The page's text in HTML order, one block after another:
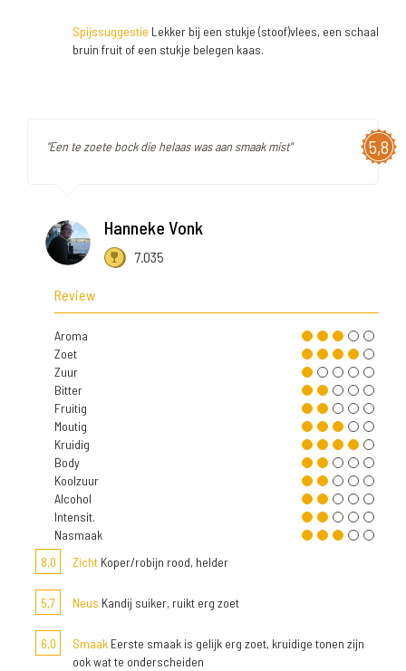
Spijssuggestie Lekker bij een stukje (stoof)vlees, een schaal
bruin fruit of een stukje belegen kaas.
5,8
"Een te zoete bock die helaas was aan smaak mist"
Hanneke Vonk
7.035
Review
Aroma
Zoet
Zuur
Bitter
Fruitig
Moutig
Kruidig
Body
Koolzuur
Alcohol
Intensit.
Nasmaak
8,0
Zicht Koper/robijn rood, helder
5,7 Neus Kandij suiker, ruikt erg zoet
6,0 Smaak Eerste smaak is gelijk erg zoet, kruidige tonen zijn
ook wat te onderscheiden